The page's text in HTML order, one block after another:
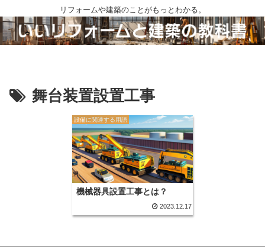
リフォームや建築のことがもっとわかる。
舞台装置設置工事
設備に関連する用語
機械器具設置工事とは？
2023.12.17